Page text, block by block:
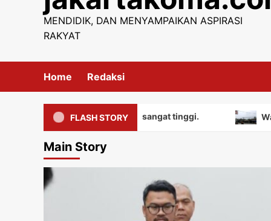
MENDIDIK, DAN MENYAMPAIKAN ASPIRASI
RAKYAT
Home Redaksi
FLASH STORY
nilai edukatif yang sangat tinggi. Warga
Main Story